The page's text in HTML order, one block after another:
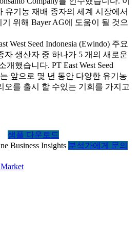
유기농 재배 종자의 세계 시장에서
위해 Bayer AG에 도움이 될 것으
West Seed Indonesia (Ewindo) 주요
자 생산자 중 하나가 5 개의 새로운
개했습니다. PT East West Seed
는 앞으로 몇 년 동안 다양한 유기농
오를 출시 할 수있는 기회를 가지고
샘플 다운로드
분석가에게 문의